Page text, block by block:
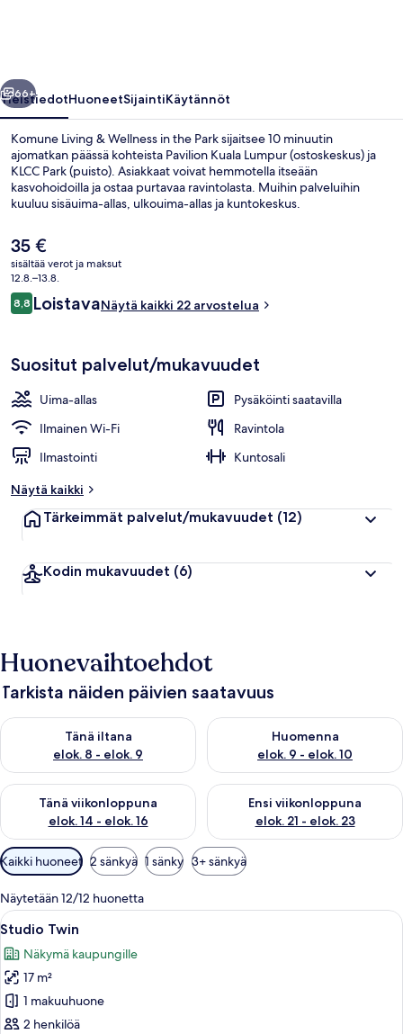
valokuvagalleria
Seuraava
66+
YleistiedotHuoneetSijaintiKäytännöt
Komune Living & Wellness in the Park sijaitsee 10 minuutin
ajomatkan päässä kohteista Pavilion Kuala Lumpur (ostoskeskus) ja
KLCC Park (puisto). Asiakkaat voivat hemmotella itseään
kasvohoidoilla ja ostaa purtavaa ravintolasta. Muihin palveluihin
kuuluu sisäuima-allas, ulkouima-allas ja kuntokeskus.
Nykyinen
hinta
on
35 €
35 €
sisältää verot ja maksut
12.8.–13.8.
Arvostelut
8,88,8 kautta 10.
LoistavaNäytä kaikki 22 arvostelua
Suositut palvelut/mukavuudet
Uima-allas
Pysäköinti saatavilla
Ilmainen Wi-Fi
Ravintola
Ilmastointi
Kuntosali
Näytä kaikki
Tärkeimmät palvelut/mukavuudet (12)
Kodin mukavuudet (6)
Huonevaihtoehdot
Tarkista näiden päivien saatavuus
Tänä iltana
elok. 8 - elok. 9
Tarkista tämän illan saatavuus elok. 8 - elok. 9
Huomenna
elok. 9 - elok. 10
Tarkista huomisen saatavuus
Tänä viikonloppuna
elok. 14 - elok. 16
Tarkista tämän viikonlopun saatavuus elok. 14 - elok. 16
Ensi viikonloppuna
elok. 21 - elok. 23
Tarkista ensi viikonlopun
Huoneille
saatavilla
olevia
suodattimia
Kaikki huoneet 2 sänkyä 1 sänky 3+ sänkyä
Näytetään 12/12 huonetta
Avaa
kaikki
huonetyypin
Studio
Twin
kuvat
Hotellihuone, jossa on kaksi
4
Studio Twin
Näkymä kaupungille
17 m²
1 makuuhuone
2 henkilöä